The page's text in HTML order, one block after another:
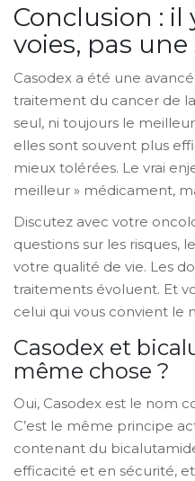
Conclusion : il
voies, pas
Casodex a été une
traitement du cancer de la
seul, ni toujours le
elles sont souvent plus
mieux tolérées. Le vrai
meilleur » médicament,
Discutez avec votre
questions sur les risques,
votre qualité de vie. Les
traitements évoluent. Et
celui qui vous convient le
Casodex et
même chose ?
Oui, Casodex est le nom
C’est le même principe
contenant du
efficacité et en sécurité,